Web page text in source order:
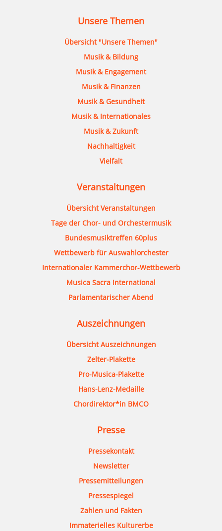
Unsere Themen
Übersicht "Unsere Themen"
Musik & Bildung
Musik & Engagement
Musik & Finanzen
Musik & Gesundheit
Musik & Internationales
Musik & Zukunft
Nachhaltigkeit
Vielfalt
Veranstaltungen
Übersicht Veranstaltungen
Tage der Chor- und Orchestermusik
Bundesmusiktreffen 60plus
Wettbewerb für Auswahlorchester
Internationaler Kammerchor-Wettbewerb
Musica Sacra International
Parlamentarischer Abend
Auszeichnungen
Übersicht Auszeichnungen
Zelter-Plakette
Pro-Musica-Plakette
Hans-Lenz-Medaille
Chordirektor*in BMCO
Presse
Pressekontakt
Newsletter
Pressemitteilungen
Pressespiegel
Zahlen und Fakten
Immaterielles Kulturerbe